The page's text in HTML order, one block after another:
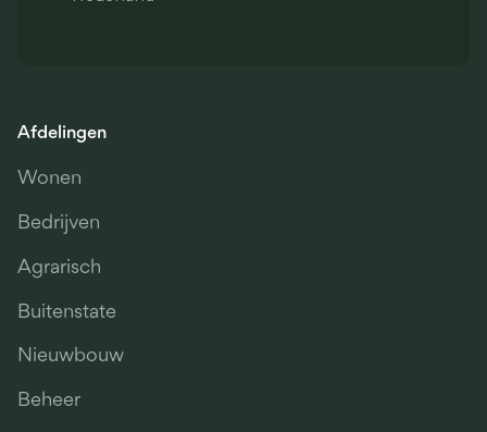
Afdelingen
Wonen
Bedrijven
Agrarisch
Buitenstate
Nieuwbouw
Beheer